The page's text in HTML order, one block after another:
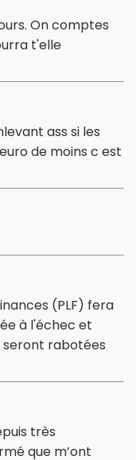
On comptes
t'elle
ass si les
de moins c est
(PLF) fera
à l'échec et
seront rabotées
très
que m’ont